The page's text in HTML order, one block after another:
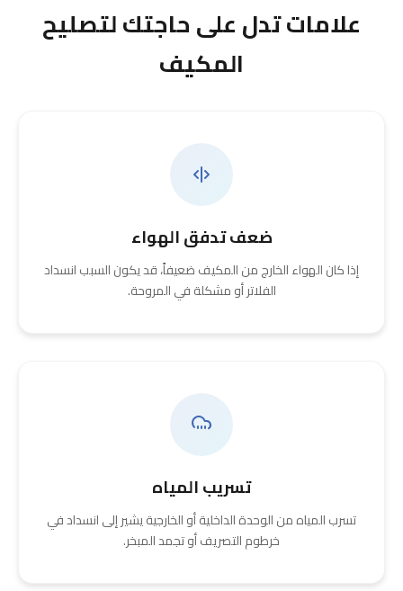
علامات تدل على حاجتك لتصليح
المكيف
ضعف تدفق الهواء
إذا كان الهواء الخارج من المكيف ضعيفاً، قد يكون السبب انسداد
الفلاتر أو مشكلة في المروحة.
تسريب المياه
تسرب المياه من الوحدة الداخلية أو الخارجية يشير إلى انسداد في
خرطوم التصريف أو تجمد المبخر.